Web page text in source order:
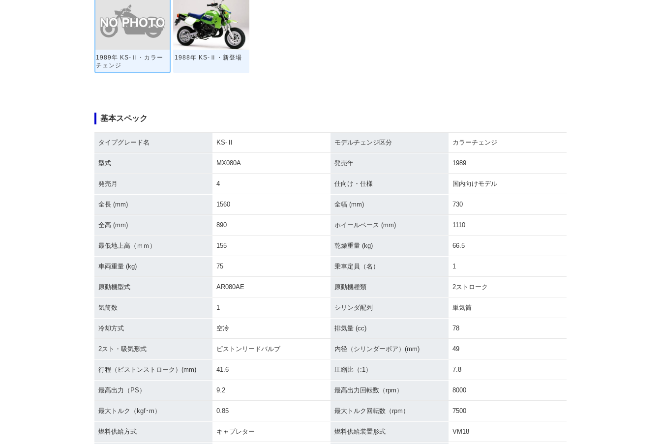
1989年 KS-Ⅱ・カラー
チェンジ
1988年 KS-Ⅱ・新登場
基本スペック
タイプグレード名 KS-Ⅱ モデルチェンジ区分 カラーチェンジ
型式 MX080A 発売年 1989
発売月 4 仕向け・仕様 国内向けモデル
全長 (mm) 1560 全幅 (mm) 730
全高 (mm) 890 ホイールベース (mm) 1110
最低地上高（ｍｍ） 155 乾燥重量 (kg) 66.5
車両重量 (kg) 75 乗車定員（名） 1
原動機型式 AR080AE 原動機種類 2ストローク
気筒数 1 シリンダ配列 単気筒
冷却方式 空冷 排気量 (cc) 78
2スト・吸気形式 ピストンリードバルブ 内径（シリンダーボア）(mm) 49
行程（ピストンストローク）(mm) 41.6 圧縮比（:1） 7.8
最高出力（PS） 9.2 最高出力回転数（rpm） 8000
最大トルク（kgf･m） 0.85 最大トルク回転数（rpm） 7500
燃料供給方式 キャブレター 燃料供給装置形式 VM18